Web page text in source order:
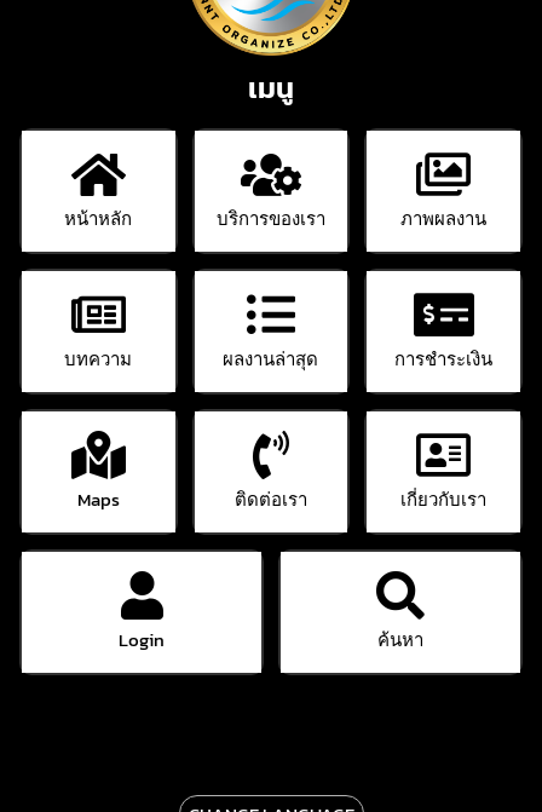
เมนู
หน้าหลัก บริการของเรา ภาพผลงาน
บทความ ผลงานล่าสุด การชำระเงิน
Maps ติดต่อเรา เกี่ยวกับเรา
Login ค้นหา